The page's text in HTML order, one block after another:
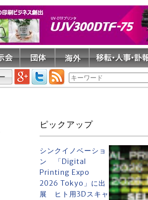
ピックアップ
シンクイノベーショ
ン 「Digital
Printing Expo
2026 Tokyo」に出
展 ヒト用3Dスキャ